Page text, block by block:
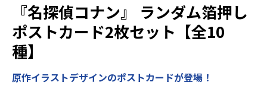
『名探偵コナン』 ランダム箔押し
ポストカード2枚セット【全10
種】
原作イラストデザインのポストカードが登場！